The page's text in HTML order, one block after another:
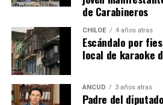
sociales, el pedido de donar ese
resuena desde todo Chiloé, cuna
parte de Camila Gómez, hasta
que, a diferencia del conocido
los caminos conducen a… La
espera ese gesto por parte de la
Tomás, los pasos siguen
de Carabineros
CHILOE 4 años atras
Escándalo por
local de karaoke
ANCUD 3 años atras
Padre del